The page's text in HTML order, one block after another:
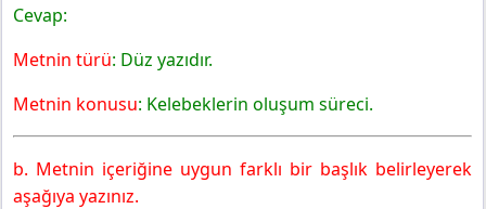
Cevap:
Metnin türü: Düz yazıdır.
Metnin konusu: Kelebeklerin oluşum süreci.
b. Metnin içeriğine uygun farklı bir başlık belirleyerek
aşağıya yazınız.